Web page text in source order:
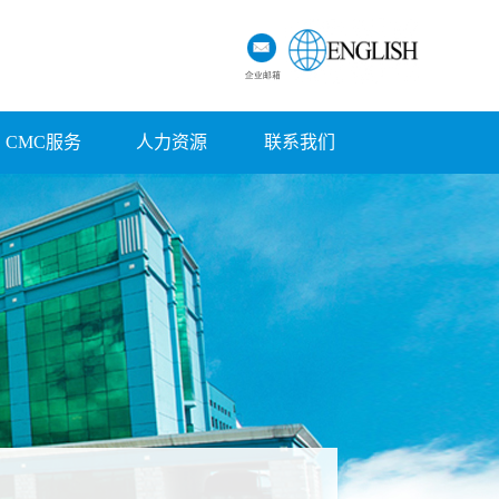
CMC服务 人力资源
招聘信息
福利待遇
联系我们
联系方式
不良反应上报